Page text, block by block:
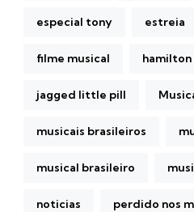
especial tony estreia
filme musical hamilton
jagged little pill
musicais brasileiros
musical brasileiro
noticias perdido nos